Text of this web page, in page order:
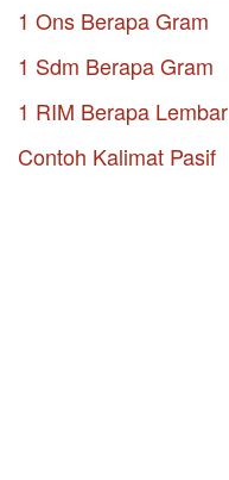
1 Ons Berapa Gram
1 Sdm Berapa Gram
1 RIM Berapa Lembar
Contoh Kalimat Pasif